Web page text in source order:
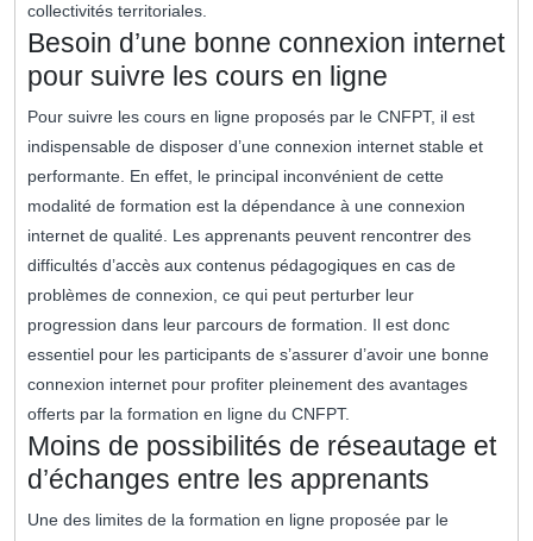
collectivités territoriales.
Besoin d’une bonne connexion internet
pour suivre les cours en ligne
Pour suivre les cours en ligne proposés par le CNFPT, il est
indispensable de disposer d’une connexion internet stable et
performante. En effet, le principal inconvénient de cette
modalité de formation est la dépendance à une connexion
internet de qualité. Les apprenants peuvent rencontrer des
difficultés d’accès aux contenus pédagogiques en cas de
problèmes de connexion, ce qui peut perturber leur
progression dans leur parcours de formation. Il est donc
essentiel pour les participants de s’assurer d’avoir une bonne
connexion internet pour profiter pleinement des avantages
offerts par la formation en ligne du CNFPT.
Moins de possibilités de réseautage et
d’échanges entre les apprenants
Une des limites de la formation en ligne proposée par le